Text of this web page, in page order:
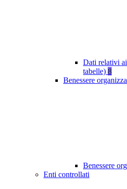
Dati relativi
tabelle) 8
Benessere
Benessere
Enti controllati